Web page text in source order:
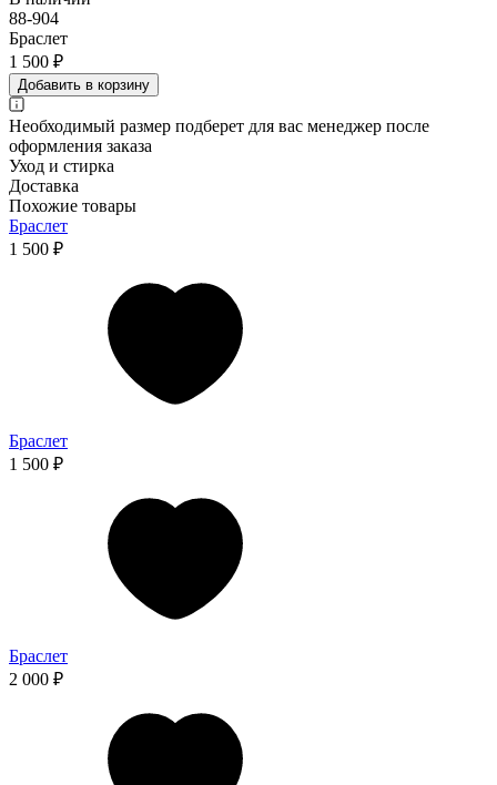
88-904
Браслет
1 500 ₽
Добавить в корзину
Необходимый размер подберет для вас менеджер после
оформления заказа
Уход и стирка
Доставка
Похожие товары
Браслет
1 500 ₽
Браслет
1 500 ₽
Браслет
2 000 ₽